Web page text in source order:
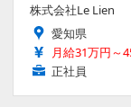
株式会社Le Lien
愛知県
月給31万円～
正社員